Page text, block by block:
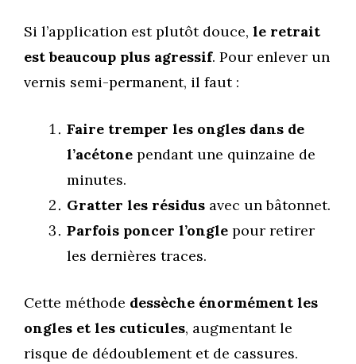
Si l’application est plutôt douce, le retrait
est beaucoup plus agressif. Pour enlever un
vernis semi-permanent, il faut :
Faire tremper les ongles dans de
l’acétone pendant une quinzaine de
minutes.
Gratter les résidus avec un bâtonnet.
Parfois poncer l’ongle pour retirer
les dernières traces.
Cette méthode dessèche énormément les
ongles et les cuticules, augmentant le
risque de dédoublement et de cassures.